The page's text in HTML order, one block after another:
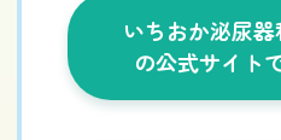
いちおか泌尿
の公式サイト